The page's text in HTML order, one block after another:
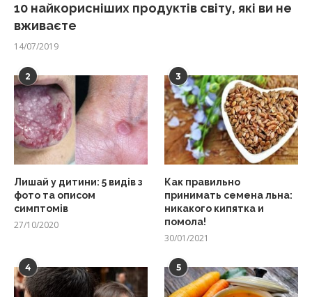
10 найкорисніших продуктів світу, які ви не
вживаєте
14/07/2019
2
Лишай у дитини: 5 видів з
фото та описом
симптомів
27/10/2020
3
Как правильно
принимать семена льна:
никакого кипятка и
помола!
30/01/2021
4 5